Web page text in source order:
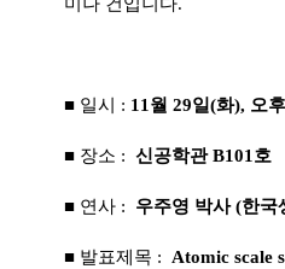
미나 건입니다.
■ 일시 : 11월 29일(화), 오후
■ 장소 : 신공학관 B101호
■ 연사 : 우주영 박사 (한국
■ 발표제목 : Atomic scale